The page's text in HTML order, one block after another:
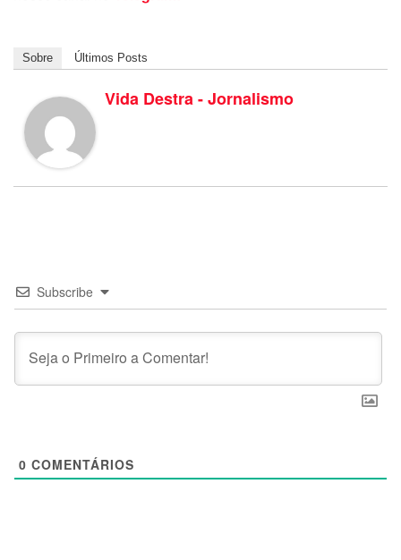
Sobre Últimos Posts
Vida Destra - Jornalismo
Subscribe
0 COMENTÁRIOS